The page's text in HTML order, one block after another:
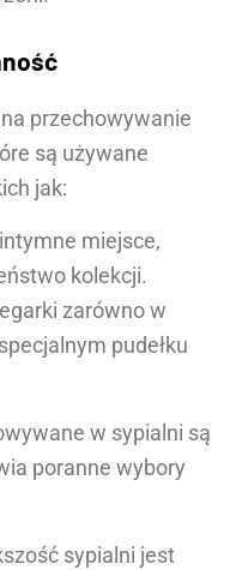
przechowywanie
są używane
jak:
miejsce,
kolekcji.
zarówno w
pudełku
w sypialni są
poranne wybory
sypialni jest